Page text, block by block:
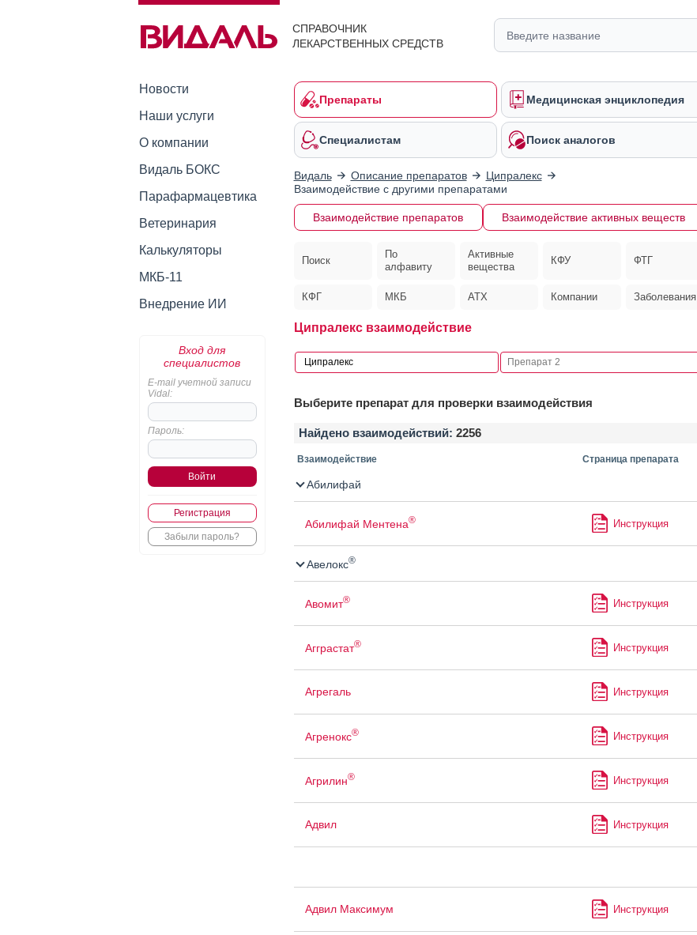
СПРАВОЧНИК
ЛЕКАРСТВЕННЫХ СРЕДСТВ
Новости
Наши услуги
О компании
Видаль БОКС
Парафармацевтика
Ветеринария
Калькуляторы
МКБ-11
Внедрение ИИ
Вход для
специалистов
E-mail учетной записи
Vidal:
Пароль:
Регистрация
Забыли пароль?
Препараты Медицинская энциклопедия
Специалистам Поиск аналогов
Видаль Описание препаратов
Ципралекс
Взаимодействие с другими препаратами
Взаимодействие препаратов Взаимодействие активных веществ
Поиск
По
алфавиту
Активные
вещества
КФУ ФТГ
КФГ МКБ АТХ Компании Заболевания
Ципралекс взаимодействие
Выберите препарат для проверки взаимодействия
Найдено взаимодействий: 2256
Взаимодействие Страница препарата
Абилифай
Абилифай Ментена® Инструкция
Авелокс®
Авомит® Инструкция
Агграстат® Инструкция
Агрегаль Инструкция
Агренокс® Инструкция
Агрилин® Инструкция
Адвил Инструкция
Адвил Максимум Инструкция